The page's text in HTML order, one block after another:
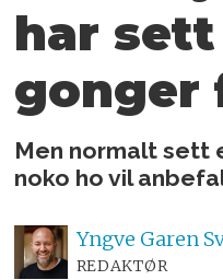
har
gonger
Men normalt sett
noko ho vil
Yngve Garen
REDAKTØR